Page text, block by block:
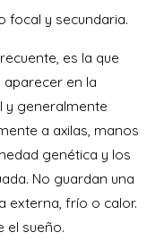
focal y secundaria.
es la que
aparecer en la
y generalmente
a axilas, manos
genética y los
No guardan una
externa, frío o calor.
el sueño.